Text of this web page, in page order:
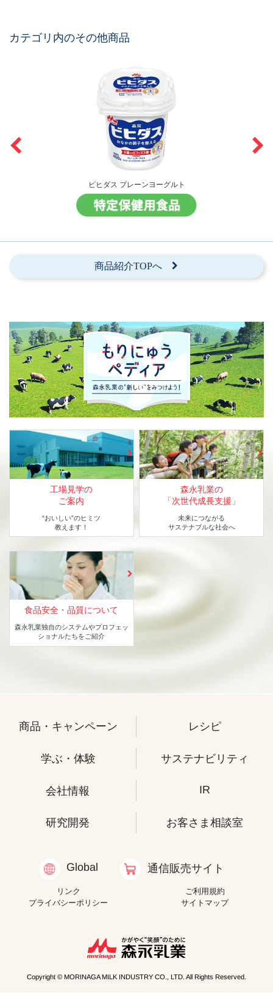
カテゴリ内のその他商品
ビヒダス プレーンヨーグルト
商品紹介TOPへ
工場見学の
ご案内
“おいしい”のヒミツ
教えます！
森永乳業の
「次世代成長支援」
未来につながる
サステナブルな社会へ
食品安全・品質について
森永乳業独自のシステムやプロフェッ
ショナルたちをご紹介
商品・キャンペーン レシピ
学ぶ・体験 サステナビリティ
会社情報 IR
研究開発 お客さま相談室
Global 通信販売サイト
リンク
ご利用規約
プライバシーポリシー
サイトマップ
Copyright © MORINAGA MILK INDUSTRY CO., LTD. All Rights Reserved.